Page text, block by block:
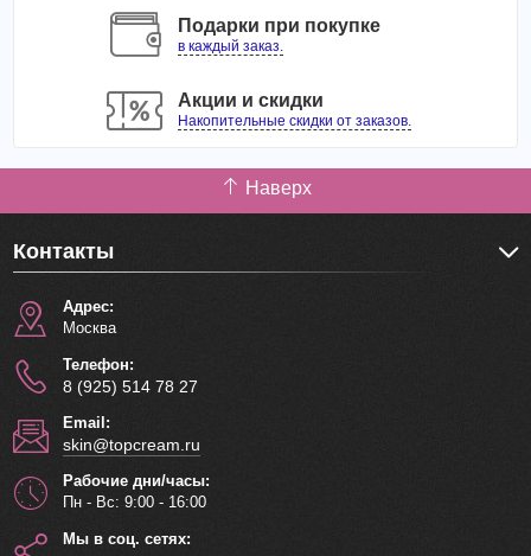
Подарки при покупке
в каждый заказ.
Акции и скидки
Накопительные скидки от заказов.
Наверх
Контакты
Адрес:
Москва
Телефон:
8 (925) 514 78 27
Email:
skin@topcream.ru
Рабочие дни/часы:
Пн - Вс: 9:00 - 16:00
Мы в соц. сетях: